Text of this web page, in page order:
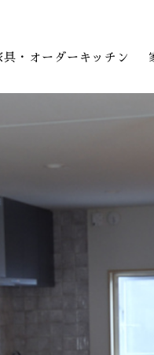
・オーダーキッチン